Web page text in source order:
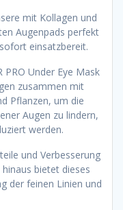
mit Kollagen und
Augenpads perfekt
einsatzbereit.
PRO Under Eye Mask
zusammen mit
Pflanzen, um die
Augen zu lindern,
werden.
und Verbesserung
bietet dieses
der feinen Linien und